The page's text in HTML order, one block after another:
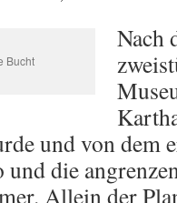
Bucht
Nach
und von dem
die
Allein der